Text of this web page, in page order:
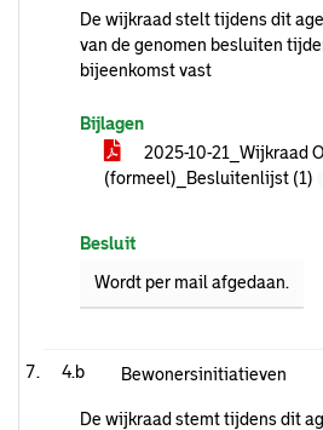
De wijkraad stelt tijdens dit
van de genomen besluiten
bijeenkomst vast
Bijlagen
2025-10-21_Wijkraad
(formeel)_Besluitenlijst (1)
Besluit
Wordt per mail afgedaan.
4.b Bewonersinitiatieven
De wijkraad stemt tijdens dit